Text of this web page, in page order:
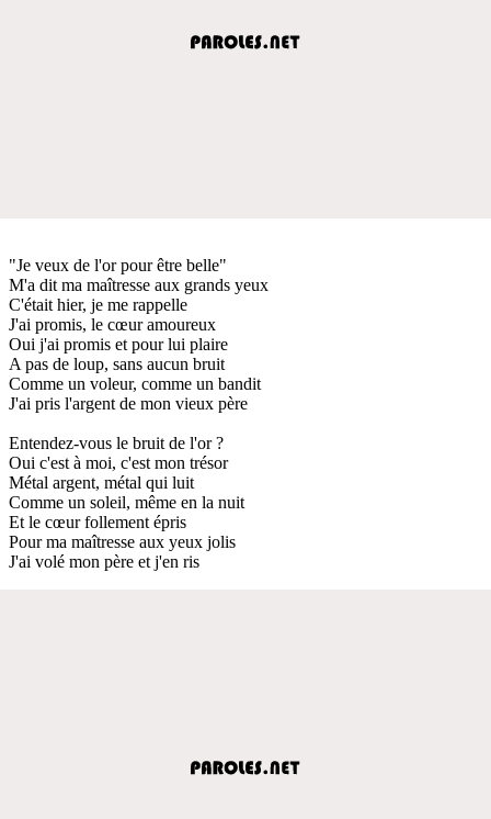
"Je veux de l'or pour être belle"
M'a dit ma maîtresse aux grands yeux
C'était hier, je me rappelle
J'ai promis, le cœur amoureux
Oui j'ai promis et pour lui plaire
A pas de loup, sans aucun bruit
Comme un voleur, comme un bandit
J'ai pris l'argent de mon vieux père
Entendez-vous le bruit de l'or ?
Oui c'est à moi, c'est mon trésor
Métal argent, métal qui luit
Comme un soleil, même en la nuit
Et le cœur follement épris
Pour ma maîtresse aux yeux jolis
J'ai volé mon père et j'en ris